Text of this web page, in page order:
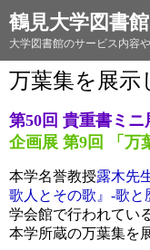
鶴見大学図書
大学図書館のサービス内容
万葉集を展示
第50回 貴重書ミニ
企画展 第9回
「万
本学名誉教授露木先
歌人とその歌』-歌と
学会館で行われてい
本学所蔵の万葉集を